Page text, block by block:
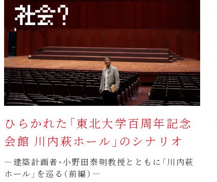
ひらかれた「東北大学百周年記念
会館 川内萩ホール」のシナリオ
―建築計画者・小野田泰明教授とともに「川内萩
ホール」を巡る（前編）―